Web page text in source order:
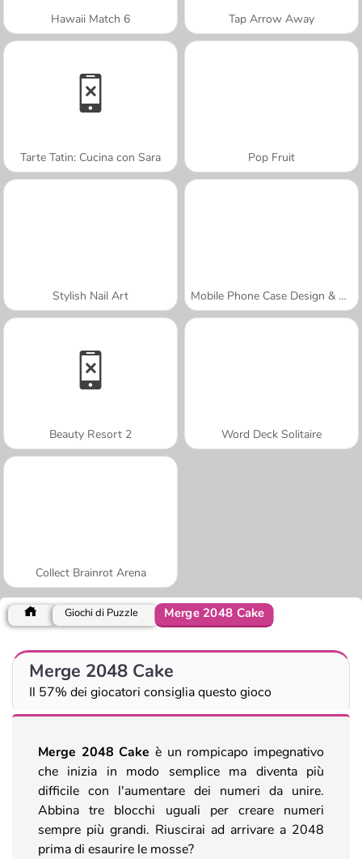
Hawaii Match 6 Tap Arrow Away
Tarte Tatin: Cucina con Sara Pop Fruit
Stylish Nail Art Mobile Phone Case Design & DIY
Beauty Resort 2 Word Deck Solitaire
Collect Brainrot Arena
Giochi di Puzzle Merge 2048 Cake
Merge 2048 Cake
Il 57% dei giocatori consiglia questo gioco
Merge 2048 Cake è un rompicapo impegnativo
che inizia in modo semplice ma diventa più
difficile con l'aumentare dei numeri da unire.
Abbina tre blocchi uguali per creare numeri
sempre più grandi. Riuscirai ad arrivare a 2048
prima di esaurire le mosse?